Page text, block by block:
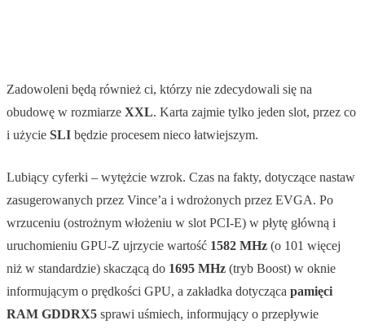
Zadowoleni będą również ci, którzy nie zdecydowali się na
obudowę w rozmiarze XXL. Karta zajmie tylko jeden slot, przez co
i użycie SLI będzie procesem nieco łatwiejszym.
Lubiący cyferki – wytężcie wzrok. Czas na fakty, dotyczące nastaw
zasugerowanych przez Vince’a i wdrożonych przez EVGA. Po
wrzuceniu (ostrożnym włożeniu w slot PCI-E) w płytę główną i
uruchomieniu GPU-Z ujrzycie wartość 1582 MHz (o 101 więcej
niż w standardzie) skaczącą do 1695 MHz (tryb Boost) w oknie
informującym o prędkości GPU, a zakładka dotycząca pamięci
RAM GDDRX5 sprawi uśmiech, informujący o przepływie